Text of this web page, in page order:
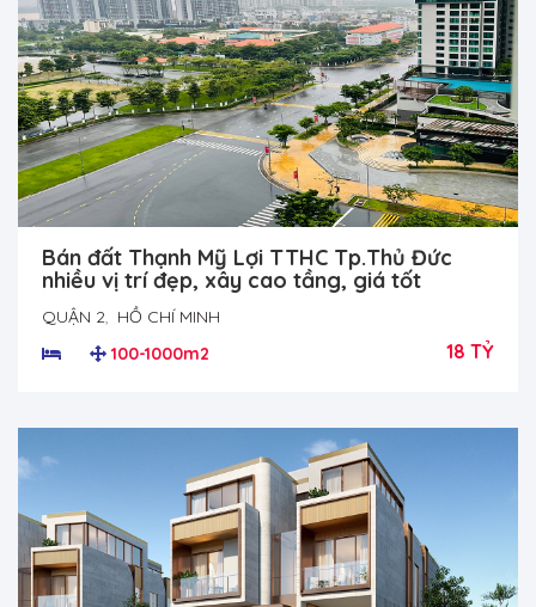
Bán đất Thạnh Mỹ Lợi TTHC Tp.Thủ Đức
nhiều vị trí đẹp, xây cao tầng, giá tốt
QUẬN 2, HỒ CHÍ MINH
100-1000m2
18 TỶ